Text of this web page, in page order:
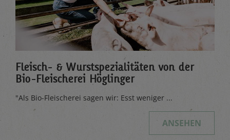
Fleisch- & Wurstspezialitäten von der
Bio-Fleischerei Höglinger
"Als Bio-Fleischerei sagen wir: Esst weniger ...
ANSEHEN